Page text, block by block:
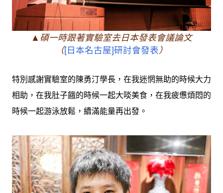
▲碩一時跟著實驗室去日本發表會議論文
（[日本名古屋]研討會發表）
特別感謝實驗室的陳勇汀學長，在我迷惘無助的時候大力
相助，在我肚子餓的時候一起大啖美食，在我疲憊煩悶的
時候一起游泳放鬆，續滿能量再出發。